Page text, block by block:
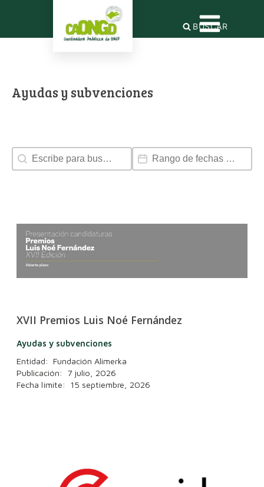
BUSCAR
Ayudas y subvenciones
Search content Date
XVII Premios Luis Noé Fernández
Ayudas y subvenciones
Entidad: Fundación Alimerka
Publicación: 7 julio, 2026
Fecha límite: 15 septiembre, 2026